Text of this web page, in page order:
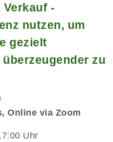
-
nutzen, um
gezielt
zu
Online via Zoom
Uhr